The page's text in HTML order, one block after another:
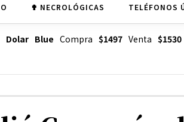
✟ NECROLÓGICAS TELÉFONOS
Dolar Blue Compra $1497Venta $1530